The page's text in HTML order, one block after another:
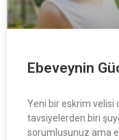
Ebeveynin
Yeni bir eskrim velisi
tavsiyelerden biri
sorumlusunuz ama